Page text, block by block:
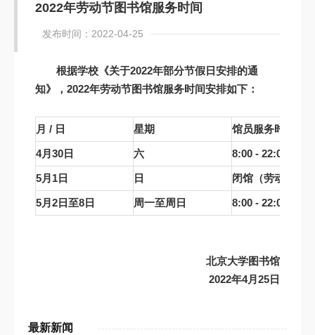
最新新闻
2022年劳动节图书馆服务时间
发布时间：2022-04-25
根据学校《关于2022年部分节假日安排的通
知》，2022年劳动节图书馆服务时间安排如下：
月 / 日 星期 馆员服务时间
4月 30 日 六 8:00 - 22:00
5月 1 日 日 闭馆（劳动节法
5月 2 日至8 日 周一至周日 8:00 - 22:00
北京大学图书馆
2022年4月25日